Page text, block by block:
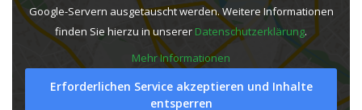
Google-Servern ausgetauscht werden. Weitere Informationen
finden Sie hierzu in unserer Datenschutzerklärung.
Mehr Informationen
Erforderlichen Service akzeptieren und Inhalte
entsperren